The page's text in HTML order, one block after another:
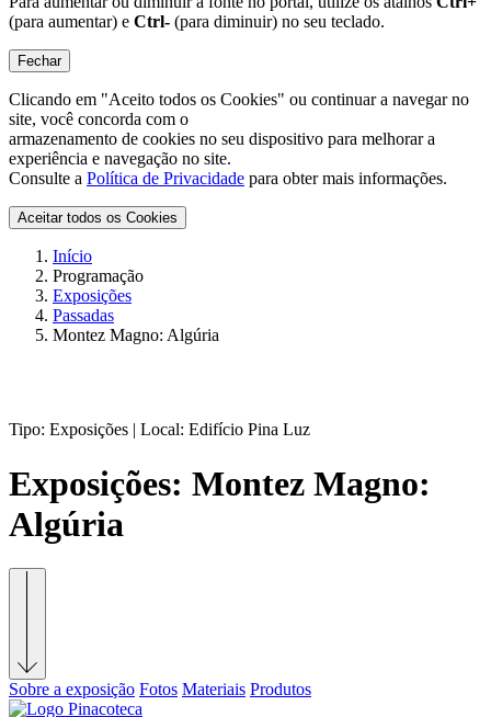
(para aumentar) e Ctrl- (para diminuir) no seu teclado.
Fechar
Clicando em "Aceito todos os Cookies" ou continuar a navegar no
site, você concorda com o
armazenamento de cookies no seu dispositivo para melhorar a
experiência e navegação no site.
Consulte a Política de Privacidade para obter mais informações.
Aceitar todos os Cookies
Início
Programação
Exposições
Passadas
Montez Magno: Algúria
Tipo: Exposições | Local: Edifício Pina Luz
Exposições: Montez Magno:
Algúria
Sobre a exposição Fotos Materiais Produtos